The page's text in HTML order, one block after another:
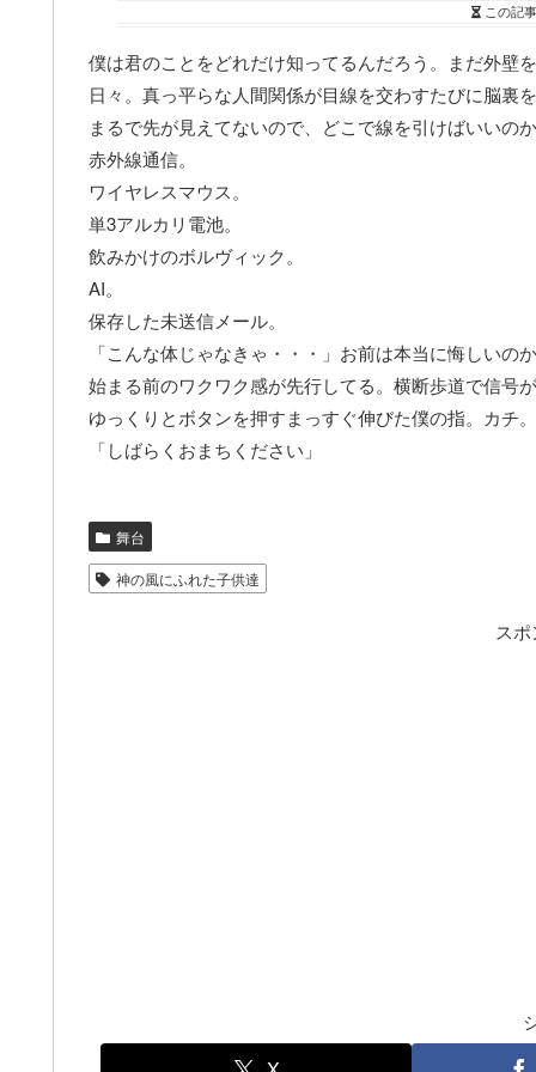
この記
僕は君のことをどれだけ知ってるんだろう。まだ外壁
日々。真っ平らな人間関係が目線を交わすたびに脳裏
まるで先が見えてないので、どこで線を引けばいいの
赤外線通信。
ワイヤレスマウス。
単3アルカリ電池。
飲みかけのボルヴィック。
AI。
保存した未送信メール。
「こんな体じゃなきゃ・・・」お前は本当に悔しいの
始まる前のワクワク感が先行してる。横断歩道で信号
ゆっくりとボタンを押すまっすぐ伸びた僕の指。カチ
「しばらくおまちください」
舞台
神の風にふれた子供達
ス